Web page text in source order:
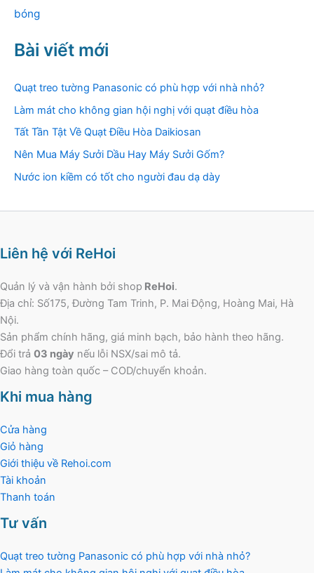
bóng
Bài viết mới
Quạt treo tường Panasonic có phù hợp với nhà nhỏ?
Làm mát cho không gian hội nghị với quạt điều hòa
Tất Tần Tật Về Quạt Điều Hòa Daikiosan
Nên Mua Máy Sưởi Dầu Hay Máy Sưởi Gốm?
Nước ion kiềm có tốt cho người đau dạ dày
Liên hệ với ReHoi
Quản lý và vận hành bởi shop ReHoi.
Địa chỉ: Số175, Đường Tam Trinh, P. Mai Động, Hoàng Mai, Hà
Nội.
Sản phẩm chính hãng, giá minh bạch, bảo hành theo hãng.
Đổi trả 03 ngày nếu lỗi NSX/sai mô tả.
Giao hàng toàn quốc – COD/chuyển khoản.
Khi mua hàng
Cửa hàng
Giỏ hàng
Giới thiệu về Rehoi.com
Tài khoản
Thanh toán
Tư vấn
Quạt treo tường Panasonic có phù hợp với nhà nhỏ?